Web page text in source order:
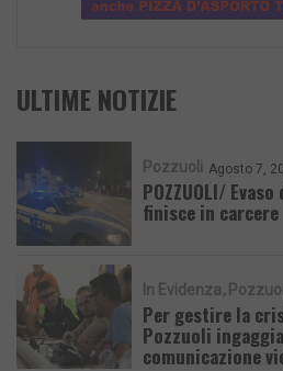
ULTIME NOTIZIE
Pozzuoli Agosto 7,
POZZUOLI/
finisce in carcere
In Evidenza
Per gestire la
Pozzuoli
comunicazione